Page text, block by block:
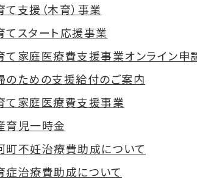
て支援（木育）事業
てスタート応援事業
て家庭医療費支援事業オンライン申
のための支援給付のご案内
て家庭医療費支援事業
育児一時金
町不妊治療費助成について
症治療費助成について